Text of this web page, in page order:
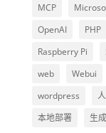
MCP
OpenAI
PHP
Raspberry Pi
web
Webui
wordpress
本地部署
生